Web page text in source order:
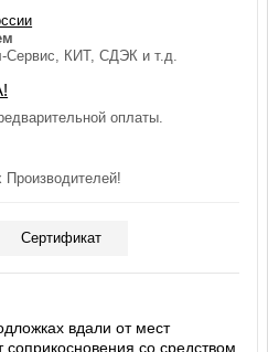
Сервис, КИТ, СДЭК и т.д.
оплаты.
Сертификат
вдали от мест
соприкосновения со средством